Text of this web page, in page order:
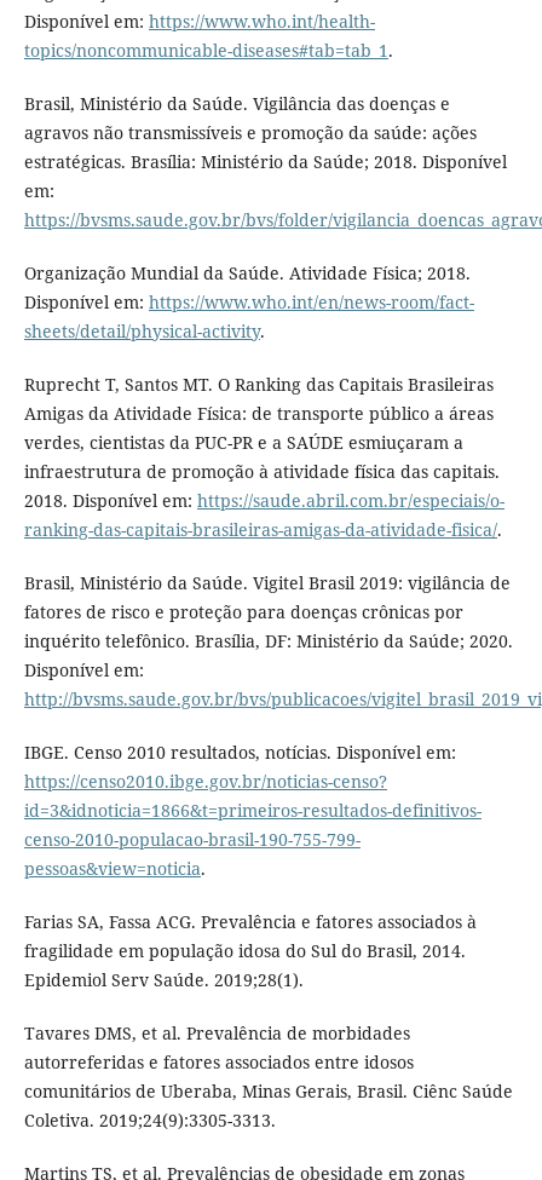
Disponível em: https://www.who.int/health-
topics/noncommunicable-diseases#tab=tab_1.
Brasil, Ministério da Saúde. Vigilância das doenças e
agravos não transmissíveis e promoção da saúde: ações
estratégicas. Brasília: Ministério da Saúde; 2018. Disponível
em:
https://bvsms.saude.gov.br/bvs/folder/
Organização Mundial da Saúde. Atividade Física; 2018.
Disponível em: https://www.who.int/en/news-room/fact-
sheets/detail/physical-activity.
Ruprecht T, Santos MT. O Ranking das Capitais Brasileiras
Amigas da Atividade Física: de transporte público a áreas
verdes, cientistas da PUC-PR e a SAÚDE esmiuçaram a
infraestrutura de promoção à atividade física das capitais.
2018. Disponível em: https://saude.abril.com.br/especiais/o-
ranking-das-capitais-brasileiras-amigas-da-atividade-fisica/.
Brasil, Ministério da Saúde. Vigitel Brasil 2019: vigilância de
fatores de risco e proteção para doenças crônicas por
inquérito telefônico. Brasília, DF: Ministério da Saúde; 2020.
Disponível em:
http://bvsms.saude.gov.br/bvs/publicacoes/
IBGE. Censo 2010 resultados, notícias. Disponível em:
https://censo2010.ibge.gov.br/noticias-censo?
id=3&idnoticia=1866&t=primeiros-resultados-definitivos-
censo-2010-populacao-brasil-190-755-799-
pessoas&view=noticia.
Farias SA, Fassa ACG. Prevalência e fatores associados à
fragilidade em população idosa do Sul do Brasil, 2014.
Epidemiol Serv Saúde. 2019;28(1).
Tavares DMS, et al. Prevalência de morbidades
autorreferidas e fatores associados entre idosos
comunitários de Uberaba, Minas Gerais, Brasil. Ciênc Saúde
Coletiva. 2019;24(9):3305-3313.
Martins TS, et al. Prevalências de obesidade em zonas